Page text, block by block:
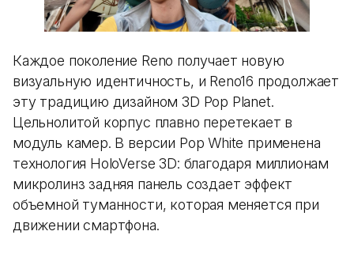
Каждое поколение Reno получает новую
визуальную идентичность, и Reno16 продолжает
эту традицию дизайном 3D Pop Planet.
Цельнолитой корпус плавно перетекает в
модуль камер. В версии Pop White применена
технология HoloVerse 3D: благодаря миллионам
микролинз задняя панель создает эффект
объемной туманности, которая меняется при
движении смартфона.